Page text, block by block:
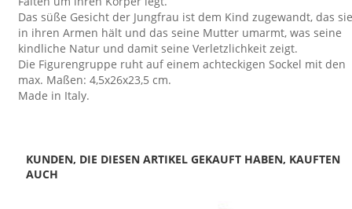
Das süße Gesicht der Jungfrau ist dem Kind zugewandt, das sie
in ihren Armen hält und das seine Mutter umarmt, was seine
kindliche Natur und damit seine Verletzlichkeit zeigt.
Die Figurengruppe ruht auf einem achteckigen Sockel mit den
max. Maßen: 4,5x26x23,5 cm.
Made in Italy.
KUNDEN, DIE DIESEN ARTIKEL GEKAUFT HABEN, KAUFTEN
AUCH